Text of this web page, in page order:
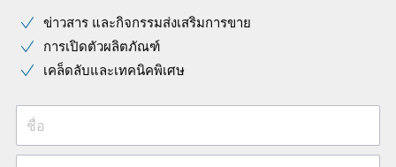
ข่าวสาร และกิจกรรมส่งเสริมการขาย
การเปิดตัวผลิตภัณฑ์
เคล็ดลับและเทคนิคพิเศษ
ชื่อ